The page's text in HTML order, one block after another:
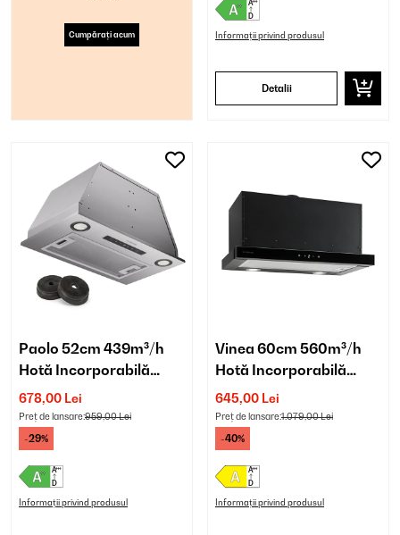
Cumpărați acum Informații privind produsul
Detalii
Paolo 52cm 439m³/h
Hotă Incorporabilă
Argintiu
678,00 Lei
Preț de lansare:959,00 Lei
-29%
Informații privind produsul
Vinea 60cm 560m³/h
Hotă Incorporabilă
Telescopică Neagră
645,00 Lei
Preț de lansare:1.079,00 Lei
-40%
Informații privind produsul